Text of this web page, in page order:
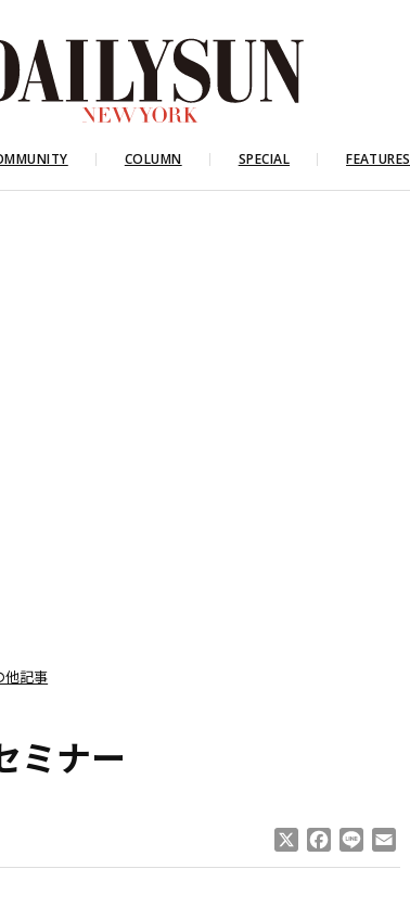
COLUMN SPECIAL FEATURES
他記事
ミナー
Facebook
Line